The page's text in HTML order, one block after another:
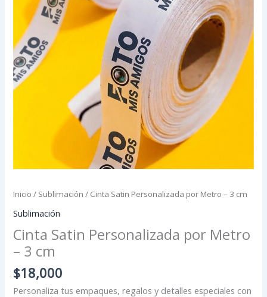
Inicio / Sublimación / Cinta Satin Personalizada por Metro – 3 cm
Sublimación
Cinta Satin Personalizada por Metro
– 3 cm
$18,000
Personaliza tus empaques, regalos y detalles especiales con
cm
cantidad